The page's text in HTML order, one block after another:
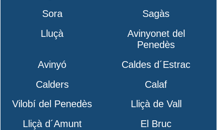
Sora
Sagàs
Lluçà
Avinyonet del
Penedès
Avinyó
Caldes d´Estrac
Calders
Calaf
Vilobí del Penedès
Lliçà de Vall
Lliçà d´Amunt
El Bruc